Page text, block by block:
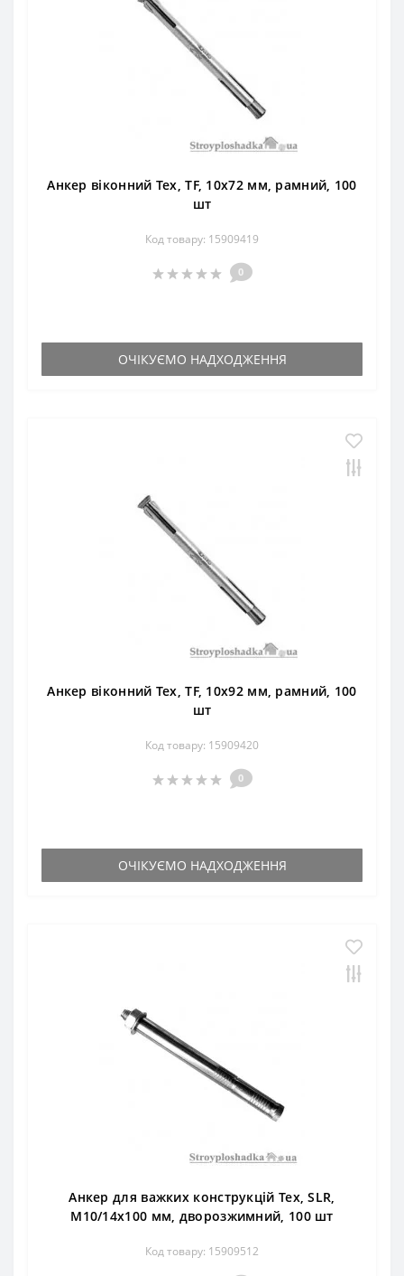
Анкер віконний Тех, TF, 10х72 мм, рамний, 100
шт
Код товару: 15909419
0
ОЧІКУЄМО НАДХОДЖЕННЯ
Анкер віконний Тех, TF, 10х92 мм, рамний, 100
шт
Код товару: 15909420
0
ОЧІКУЄМО НАДХОДЖЕННЯ
Анкер для важких конструкцій Тех, SLR,
М10/14х100 мм, дворозжимний, 100 шт
Код товару: 15909512